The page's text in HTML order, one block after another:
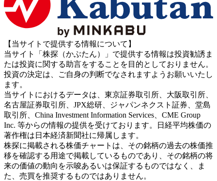
【当サイトで提供する情報について】
当サイト「株探（かぶたん）」で提供する情報は投資勧誘ま
たは投資に関する助言をすることを目的としておりません。
投資の決定は、ご自身の判断でなされますようお願いいたし
ます。
当サイトにおけるデータは、東京証券取引所、大阪取引所、
名古屋証券取引所、JPX総研、ジャパンネクスト証券、堂島
取引所、China Investment Information Services、CME Group
Inc. 等からの情報の提供を受けております。日経平均株価の
著作権は日本経済新聞社に帰属します。
株探に掲載される株価チャートは、その銘柄の過去の株価推
移を確認する用途で掲載しているものであり、その銘柄の将
来の価値の動向を示唆あるいは保証するものではなく、ま
た、売買を推奨するものではありません。